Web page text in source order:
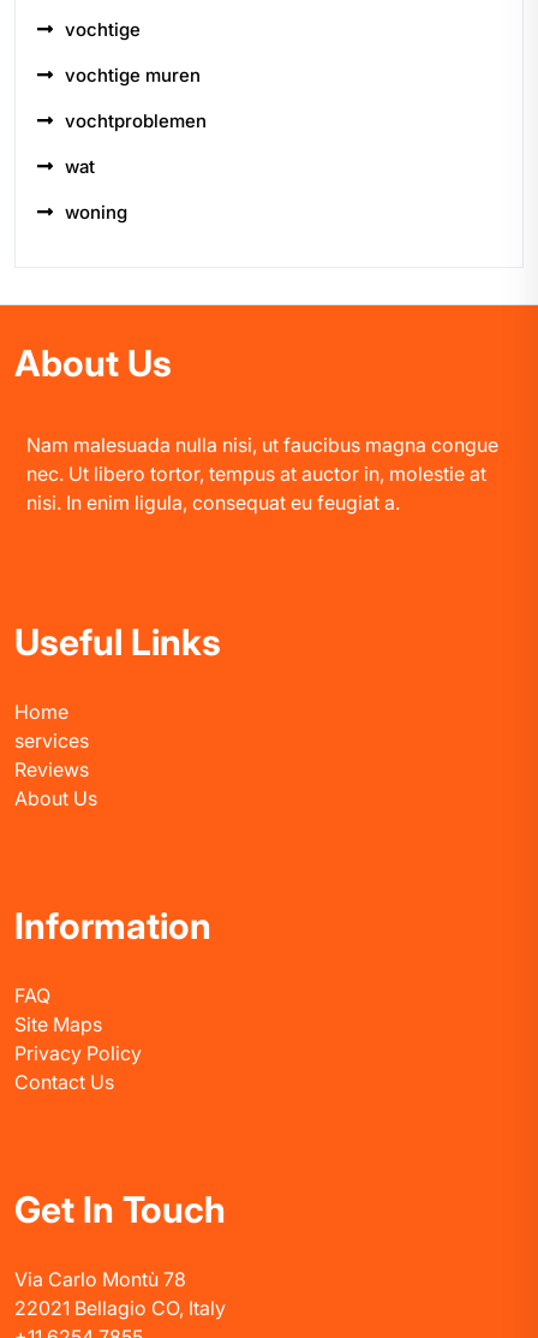
vochtige
vochtige muren
vochtproblemen
wat
woning
About Us
Nam malesuada nulla nisi, ut faucibus magna congue
nec. Ut libero tortor, tempus at auctor in, molestie at
nisi. In enim ligula, consequat eu feugiat a.
Useful Links
Home
services
Reviews
About Us
Information
FAQ
Site Maps
Privacy Policy
Contact Us
Get In Touch
Via Carlo Montù 78
22021 Bellagio CO, Italy